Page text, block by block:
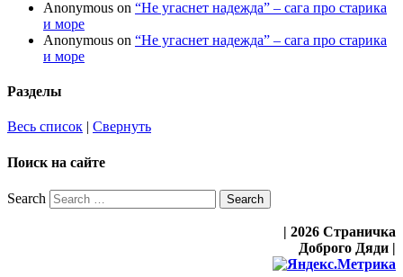
Anonymous on “Не угаснет надежда” – сага про старика
и море
Anonymous on “Не угаснет надежда” – сага про старика
и море
Разделы
Весь список | Свернуть
Поиск на сайте
Search
| 2026 Страничка
Доброго Дяди |